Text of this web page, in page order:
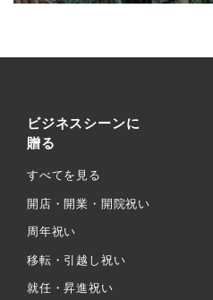
ビジネスシーンに
贈る
すべてを見る
開店・開業・開院祝い
周年祝い
移転・引越し祝い
就任・昇進祝い